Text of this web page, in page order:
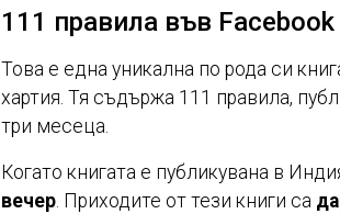
111 правила във
Това е една уникална по рода си
хартия. Тя съдържа 111 правила,
три месеца.
Когато книгата е публикувана в
вечер. Приходите от тези книги са